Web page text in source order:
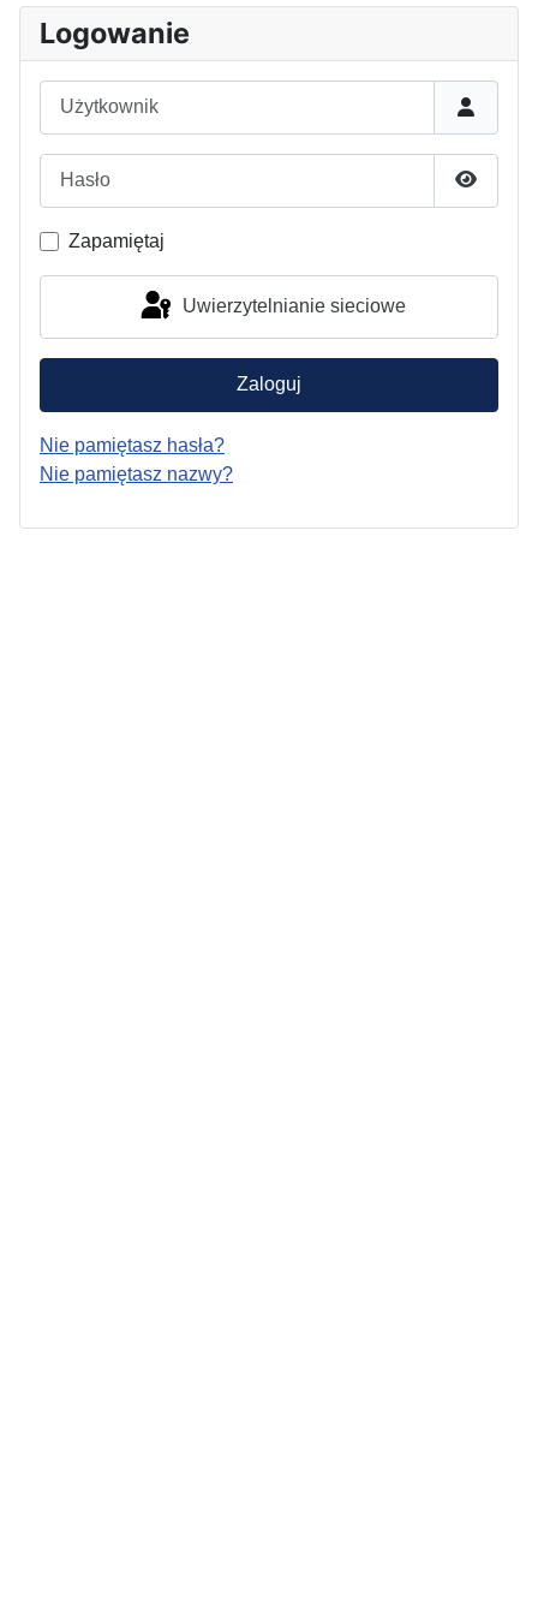
Logowanie
Pokaż
Zapamiętaj
Uwierzytelnianie sieciowe
Zaloguj
Nie pamiętasz hasła?
Nie pamiętasz nazwy?